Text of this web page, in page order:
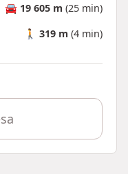
🚘 19 605 m (25 min)
🚶 319 m (4 min)